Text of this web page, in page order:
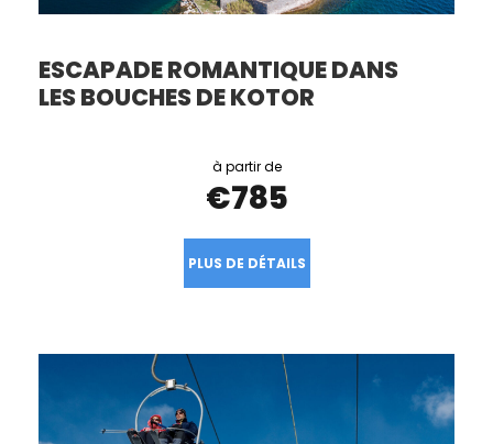
ESCAPADE ROMANTIQUE DANS
LES BOUCHES DE KOTOR
€785